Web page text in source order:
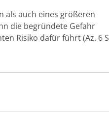
als auch eines größeren
die begründete Gefahr
Risiko dafür führt (Az. 6 S